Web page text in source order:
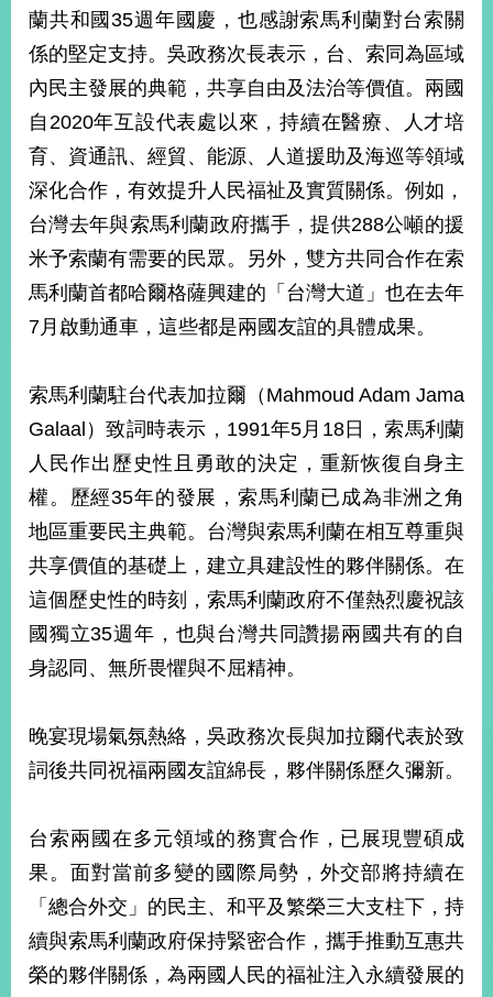
和
平
護
照
回
首
頁
網
站
導
覽
關
於
本
部
聞
中
心
外
交
資
國
家
與
地
國
際
政
府
資
訊
公
開
蘭共和國35週年國慶，也感謝索馬利蘭對台索關
係的堅定支持。吳政務次長表示，台、索同為區域
內民主發展的典範，共享自由及法治等價值。兩國
自2020年互設代表處以來，持續在醫療、人才培
育、資通訊、經貿、能源、人道援助及海巡等領域
深化合作，有效提升人民福祉及實質關係。例如，
台灣去年與索馬利蘭政府攜手，提供288公噸的援
米予索蘭有需要的民眾。另外，雙方共同合作在索
馬利蘭首都哈爾格薩興建的「台灣大道」也在去年
7月啟動通車，這些都是兩國友誼的具體成果。
索馬利蘭駐台代表加拉爾（Mahmoud Adam Jama
Galaal）致詞時表示，1991年5月18日，索馬利蘭
人民作出歷史性且勇敢的決定，重新恢復自身主
權。歷經35年的發展，索馬利蘭已成為非洲之角
地區重要民主典範。台灣與索馬利蘭在相互尊重與
共享價值的基礎上，建立具建設性的夥伴關係。在
這個歷史性的時刻，索馬利蘭政府不僅熱烈慶祝該
國獨立35週年，也與台灣共同讚揚兩國共有的自
身認同、無所畏懼與不屈精神。
晚宴現場氣氛熱絡，吳政務次長與加拉爾代表於致
詞後共同祝福兩國友誼綿長，夥伴關係歷久彌新。
台索兩國在多元領域的務實合作，已展現豐碩成
果。面對當前多變的國際局勢，外交部將持續在
「總合外交」的民主、和平及繁榮三大支柱下，持
續與索馬利蘭政府保持緊密合作，攜手推動互惠共
榮的夥伴關係，為兩國人民的福祉注入永續發展的